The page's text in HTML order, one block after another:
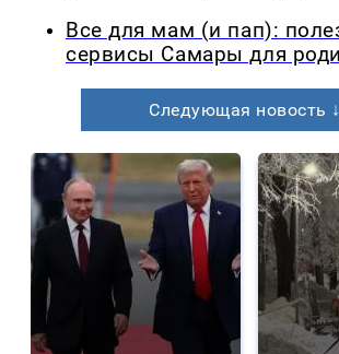
Все для мам (и пап):
сервисы Самары для
Следующая новость ↓